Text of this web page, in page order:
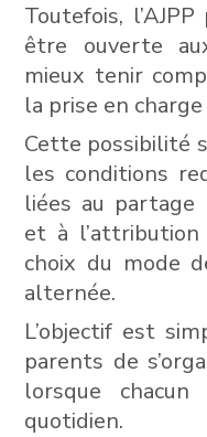
Toutefois,
être ouverte
mieux tenir
la prise en
Cette possibilité
les conditions
liées au partage
et à
choix du mode
alternée.
L’objectif est
parents de
lorsque chacun
quotidien.